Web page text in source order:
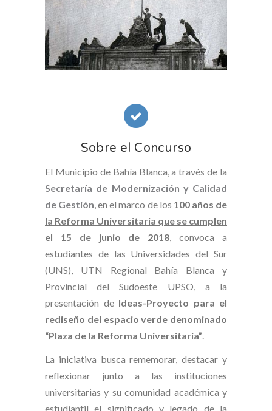
Sobre el Concurso
El Municipio de Bahía Blanca, a través de la
Secretaría de Modernización y Calidad
de Gestión, en el marco de los 100 años de
la Reforma Universitaria que se cumplen
el 15 de junio de 2018, convoca a
estudiantes de las Universidades del Sur
(UNS), UTN Regional Bahía Blanca y
Provincial del Sudoeste UPSO, a la
presentación de Ideas-Proyecto para el
rediseño del espacio verde denominado
“Plaza de la Reforma Universitaria”.
La iniciativa busca rememorar, destacar y
reflexionar junto a las instituciones
universitarias y su comunidad académica y
estudiantil el significado y legado de la